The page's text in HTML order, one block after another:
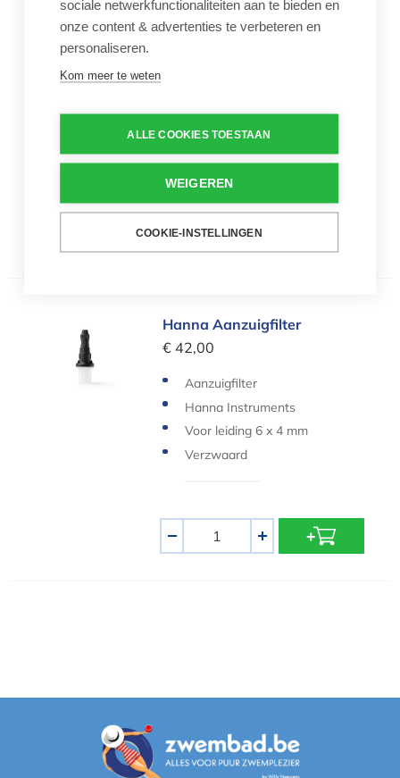
Hanna rotor voor peristaltische pomp BL30 (wit)
Hanna rotor voor
Rotor
Onderdeel voor Hanna Instru
Aantal
-
Hanna AanzuigfilterHanna Aanzuigfilter
€ 42,00
Aanzuigfilter
Hanna Instruments
Voor leiding 6 x 4 mm
Verzwaard
+
sociale netwerkfunctionaliteiten aan te bieden en
onze content & advertenties te verbeteren en
personaliseren.
Kom meer te weten
ALLE COOKIES TOESTAAN
WEIGEREN
COOKIE-INSTELLINGEN